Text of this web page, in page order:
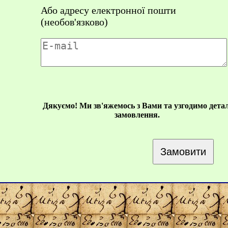
Або адресу електронної пошти
(необов'язково)
Дякуємо! Ми зв'яжемось з Вами та узгодимо
замовлення.